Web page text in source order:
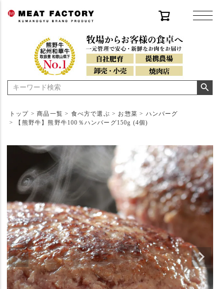
トップ 商品一覧 食べ方で選ぶ お惣菜
ハンバーグ
【熊野牛】熊野牛100％ハンバーグ150g (4個)